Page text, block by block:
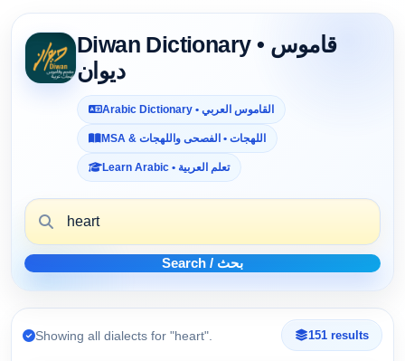
Diwan Dictionary • قاموس
ديوان
Arabic Dictionary • القاموس العربي
MSA & اللهجات • الفصحى واللهجات
Learn Arabic • تعلم العربية
Search / بحث
Showing all dialects for "heart". 151 results